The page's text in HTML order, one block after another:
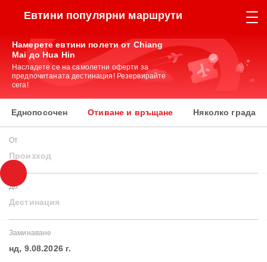
Евтини популярни маршрути
Намерете евтини полети от Chiang
Mai до Hua Hin
Насладете се на самолетни оферти за
предпочитаната дестинация! Резервирайте
сега!
Еднопосочен Отиване и връщане Няколко града
От
Произход
До
Дестинация
Заминаване
нд, 9.08.2026 г.